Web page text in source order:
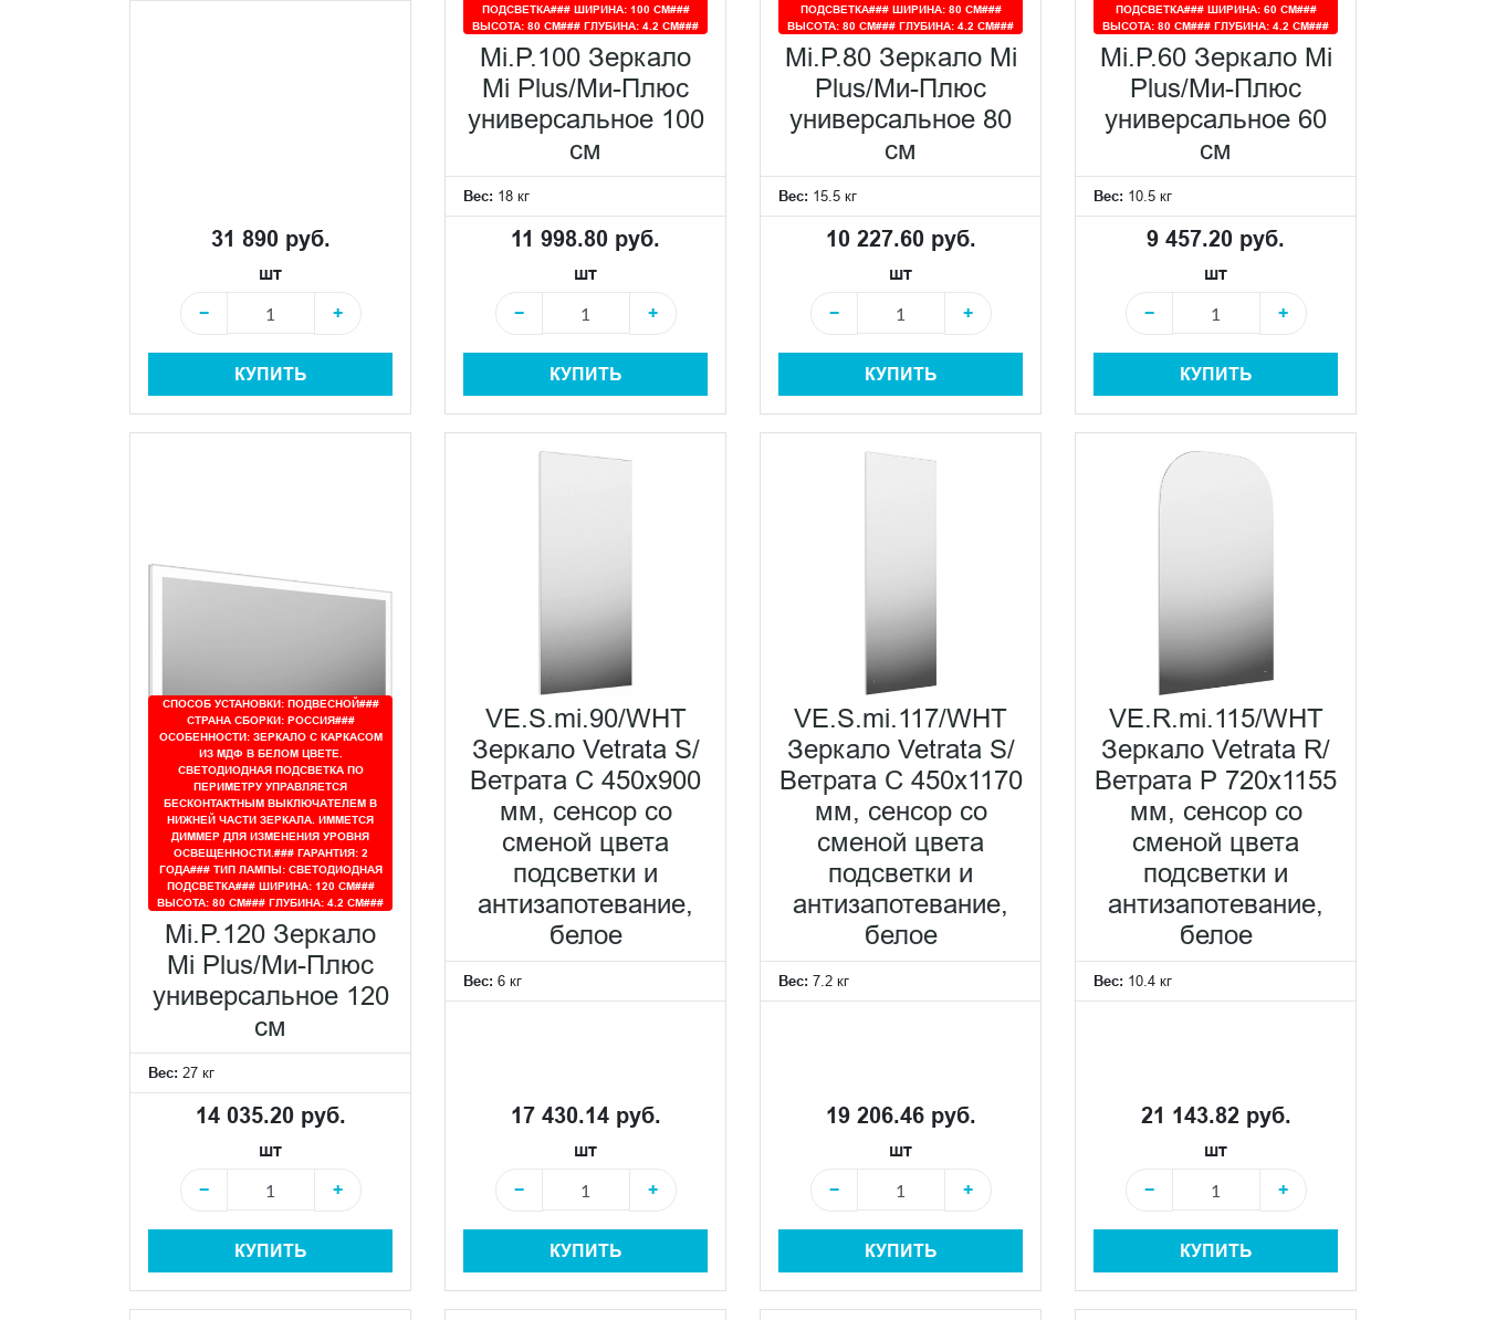
31 890 руб.
шт
−
+
КУПИТЬ
ПОДСВЕТКА### ШИРИНА: 100 СМ###
ВЫСОТА: 80 СМ### ГЛУБИНА: 4.2 СМ###
Mi.P.100 Зеркало
Mi Plus/Ми-Плюс
универсальное 100
см
Вес: 18 кг
11 998.80 руб.
шт
−
+
КУПИТЬ
ПОДСВЕТКА### ШИРИНА: 80 СМ###
ВЫСОТА: 80 СМ### ГЛУБИНА: 4.2 СМ###
Mi.P.80 Зеркало Mi
Plus/Ми-Плюс
универсальное 80
см
Вес: 15.5 кг
10 227.60 руб.
шт
−
+
КУПИТЬ
ПОДСВЕТКА### ШИРИНА: 60 СМ###
ВЫСОТА: 80 СМ### ГЛУБИНА: 4.2 СМ###
Mi.P.60 Зеркало Mi
Plus/Ми-Плюс
универсальное 60
см
Вес: 10.5 кг
9 457.20 руб.
шт
−
+
КУПИТЬ
СПОСОБ УСТАНОВКИ: ПОДВЕСНОЙ###
СТРАНА СБОРКИ: РОССИЯ###
ОСОБЕННОСТИ: ЗЕРКАЛО С КАРКАСОМ
ИЗ МДФ В БЕЛОМ ЦВЕТЕ.
СВЕТОДИОДНАЯ ПОДСВЕТКА ПО
ПЕРИМЕТРУ УПРАВЛЯЕТСЯ
БЕСКОНТАКТНЫМ ВЫКЛЮЧАТЕЛЕМ В
НИЖНЕЙ ЧАСТИ ЗЕРКАЛА. ИММЕТСЯ
ДИММЕР ДЛЯ ИЗМЕНЕНИЯ УРОВНЯ
ОСВЕЩЕННОСТИ.### ГАРАНТИЯ: 2
ГОДА### ТИП ЛАМПЫ: СВЕТОДИОДНАЯ
ПОДСВЕТКА### ШИРИНА: 120 СМ###
ВЫСОТА: 80 СМ### ГЛУБИНА: 4.2 СМ###
Mi.P.120 Зеркало
Mi Plus/Ми-Плюс
универсальное 120
см
Вес: 27 кг
14 035.20 руб.
шт
−
+
КУПИТЬ
VE.S.mi.90/WHT
Зеркало Vetrata S/
Ветрата С 450х900
мм, сенсор со
сменой цвета
подсветки и
антизапотевание,
белое
Вес: 6 кг
17 430.14 руб.
шт
−
+
КУПИТЬ
VE.S.mi.117/WHT
Зеркало Vetrata S/
Ветрата С 450х1170
мм, сенсор со
сменой цвета
подсветки и
антизапотевание,
белое
Вес: 7.2 кг
19 206.46 руб.
шт
−
+
КУПИТЬ
VE.R.mi.115/WHT
Зеркало Vetrata R/
Ветрата Р 720х1155
мм, сенсор со
сменой цвета
подсветки и
антизапотевание,
белое
Вес: 10.4 кг
21 143.82 руб.
шт
−
+
КУПИТЬ